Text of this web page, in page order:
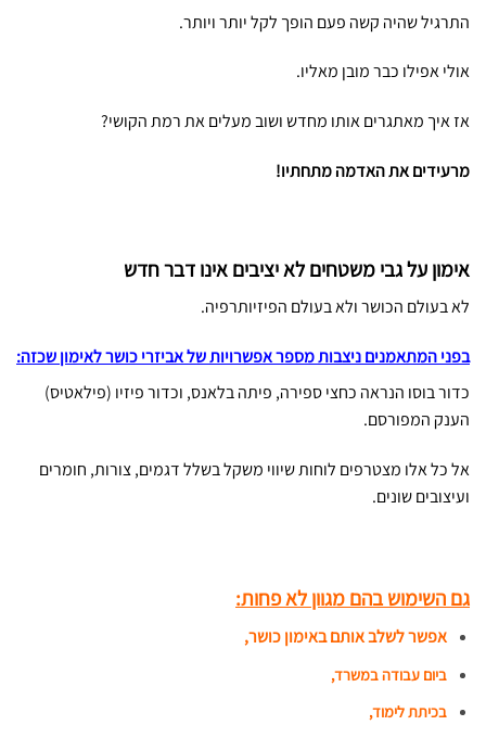
התרגיל שהיה קשה פעם הופך לקל יותר ויותר.
אולי אפילו כבר מובן מאליו.
אז איך מאתגרים אותו מחדש ושוב מעלים את רמת הקושי?
מרעידים את האדמה מתחתיו!
אימון על גבי משטחים לא יציבים אינו דבר חדש
לא בעולם הכושר ולא בעולם הפיזיותרפיה.
בפני המתאמנים ניצבות מספר אפשרויות של אביזרי כושר לאימון שכזה:
כדור בוסו הנראה כחצי ספירה, פיתה בלאנס, וכדור פיזיו (פילאטיס)
הענק המפורסם.
אל כל אלו מצטרפים לוחות שיווי משקל בשלל דגמים, צורות, חומרים
ועיצובים שונים.
גם השימוש בהם מגוון לא פחות:
אפשר לשלב אותם באימון כושר,
ביום עבודה במשרד,
בכיתת לימוד,